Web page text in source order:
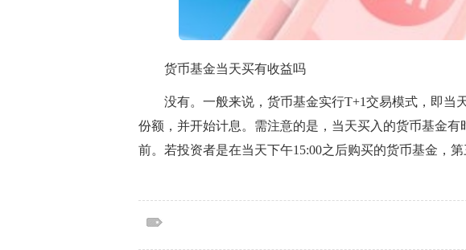
货币基金当天买有收益吗
没有。一般来说，货币基金实行T+1交易模式，即当
份额，并开始计息。需注意的是，当天买入的货币基金有
前。若投资者是在当天下午15:00之后购买的货币基金，